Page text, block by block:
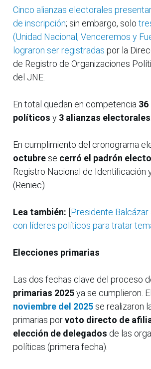
Cinco alianzas electorales
de inscripción; sin embargo, solo
(Unidad Nacional, Venceremos y
lograron ser registradas por la
de Registro de Organizaciones
del JNE.
En total quedan en competencia
políticos y 3 alianzas electorales
En cumplimiento del cronograma
octubre se cerró el padrón
Registro Nacional de Identificación
(Reniec).
Lea también: Presidente Balcázar
con líderes políticos para tratar
Elecciones primarias
Las dos fechas clave del proceso
primarias 2025ya se cumplieron. El
noviembre del 2025 se realizaron
primarias porvoto directo de
elección de delegados de las
políticas (primera fecha).